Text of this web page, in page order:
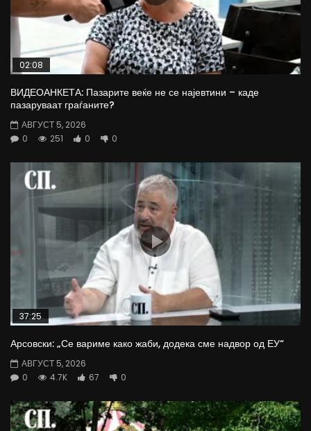
02:08
ВИДЕОАНКЕТА: Пазарите веќе не се најевтини – каде
пазаруваат граѓаните?
АВГУСТ 5, 2026
0
251 0 0
37:25
Арсовски: „Се вариме како жаби, додека сме надвор од ЕУ“
АВГУСТ 5, 2026
0
4.7K 67 0